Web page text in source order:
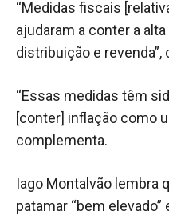
“Medidas fiscais
ajudaram a conter a
distribuição e revenda”,
“Essas medidas têm
[conter] inflação como
complementa.
Iago Montalvão lembra
patamar “bem